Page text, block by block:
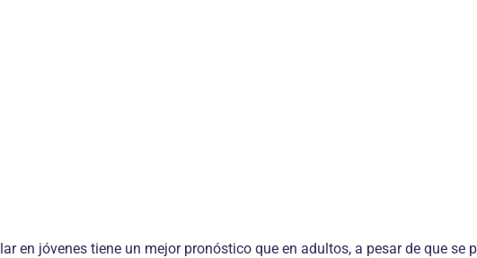
en jóvenes tiene un mejor pronóstico que en adultos, a pesar de que